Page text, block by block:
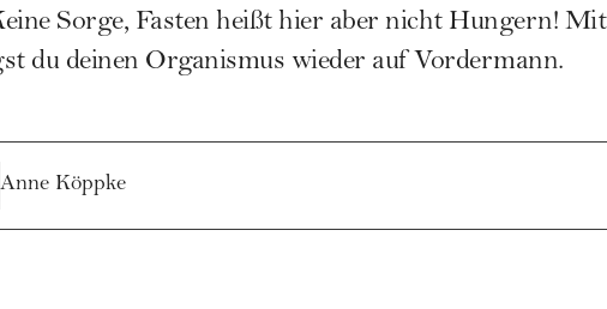
Sorge, Fasten heißt hier aber nicht Hungern! Mit
du deinen Organismus wieder auf Vordermann.
Anne Köppke